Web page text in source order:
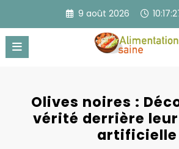
contenu
9 août 2026
Olives noires :
vérité derrière
artificielle